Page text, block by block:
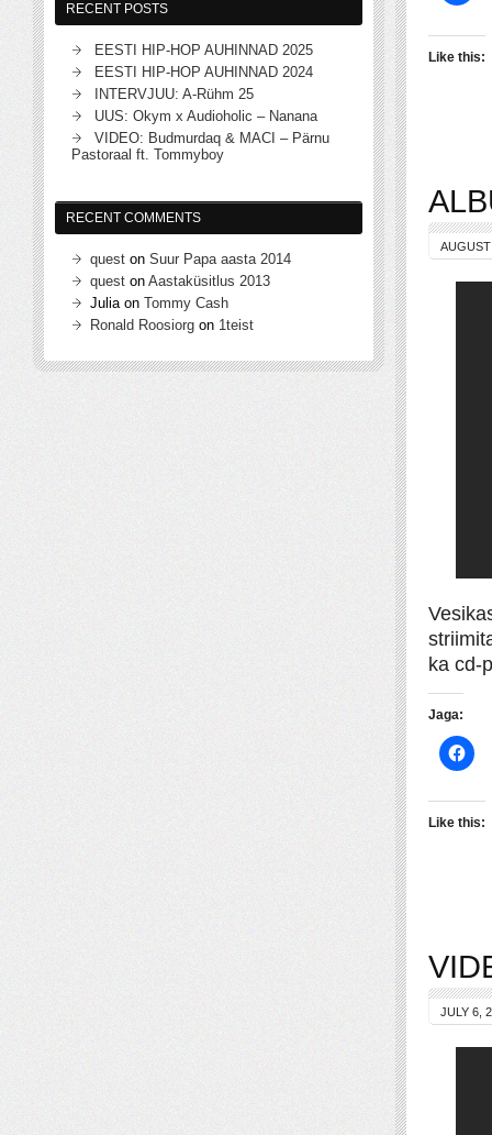
Like this:
ka cd-
Jaga:
Like this:
JULY 6,
RECENT POSTS
EESTI HIP-HOP AUHINNAD 2025
EESTI HIP-HOP AUHINNAD 2024
INTERVJUU: A-Rühm 25
UUS: Okym x Audioholic – Nanana
VIDEO: Budmurdaq & MACI – Pärnu
Pastoraal ft. Tommyboy
RECENT COMMENTS
quest on Suur Papa aasta 2014
quest on Aastaküsitlus 2013
Juliaon Tommy Cash
Ronald Roosiorg on 1teist